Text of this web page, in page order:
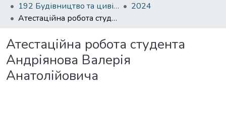
192 Будівництво та цивільна інженерія. Теплогазопостачання і вентиляція
2024
Атестаційна робота студента Андріянова Валерія Анатолійовича
Атестаційна робота студента
Андріянова Валерія
Анатолійовича